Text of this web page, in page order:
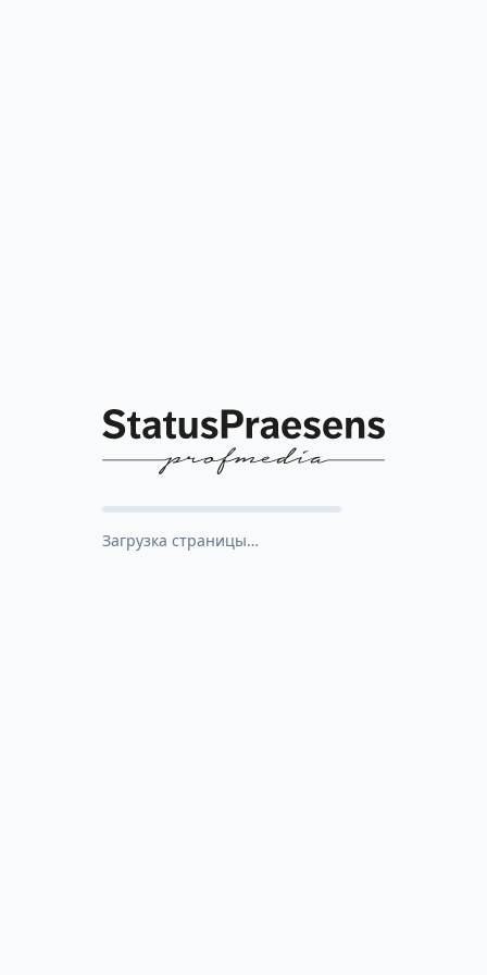
Загрузка страницы…